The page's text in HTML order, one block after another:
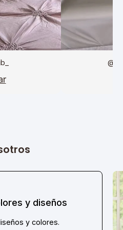
y diseños
y colores.